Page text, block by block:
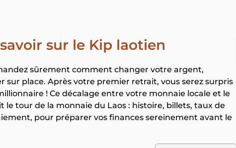
sur le Kip laotien
sûrement comment changer votre argent,
place. Après votre premier retrait, vous serez surpris
! Ce décalage entre votre monnaie locale et le
tour de la monnaie du Laos : histoire, billets, taux de
pour préparer vos finances sereinement avant le